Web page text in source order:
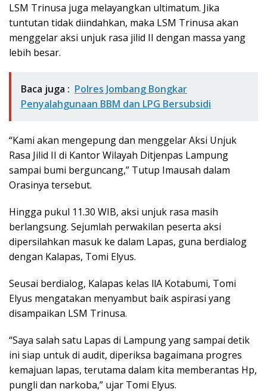
LSM Trinusa juga melayangkan ultimatum. Jika
tuntutan tidak diindahkan, maka LSM Trinusa akan
menggelar aksi unjuk rasa jilid II dengan massa yang
lebih besar.
Baca juga : Polres Jombang Bongkar
Penyalahgunaan BBM dan LPG Bersubsidi
“Kami akan mengepung dan menggelar Aksi Unjuk
Rasa Jilid II di Kantor Wilayah Ditjenpas Lampung
sampai bumi berguncang,” Tutup Imausah dalam
Orasinya tersebut.
Hingga pukul 11.30 WIB, aksi unjuk rasa masih
berlangsung. Sejumlah perwakilan peserta aksi
dipersilahkan masuk ke dalam Lapas, guna berdialog
dengan Kalapas, Tomi Elyus.
Seusai berdialog, Kalapas kelas llA Kotabumi, Tomi
Elyus mengatakan menyambut baik aspirasi yang
disampaikan LSM Trinusa.
“Saya salah satu Lapas di Lampung yang sampai detik
ini siap untuk di audit, diperiksa bagaimana progres
kemajuan lapas, terutama dalam kita memberantas Hp,
pungli dan narkoba,” ujar Tomi Elyus.